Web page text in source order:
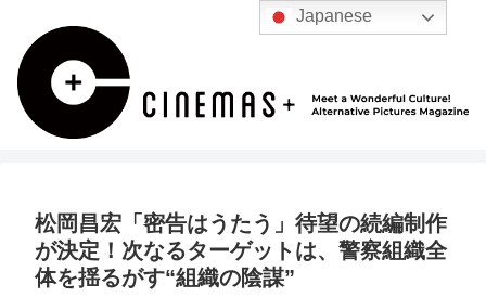
松岡昌宏「密告はうたう」待望の続編制作
が決定！次なるターゲットは、警察組織全
体を揺るがす“組織の陰謀”
Japanese